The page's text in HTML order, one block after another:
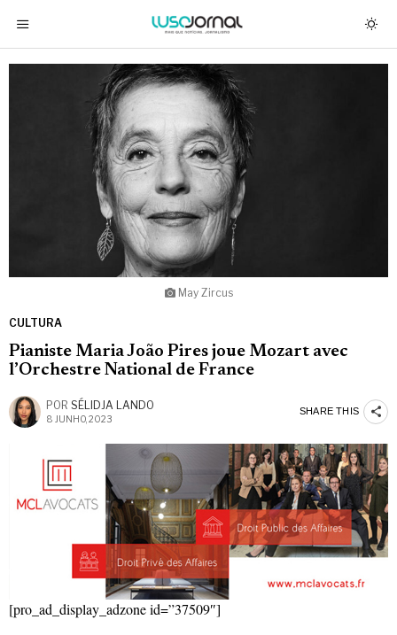
May Zircus
CULTURA
Pianiste Maria João Pires joue Mozart avec
l’Orchestre National de France
POR SÉLIDJA LANDO
8 JUNHO, 2023
SHARE THIS
[pro_ad_display_adzone id=”37509″]